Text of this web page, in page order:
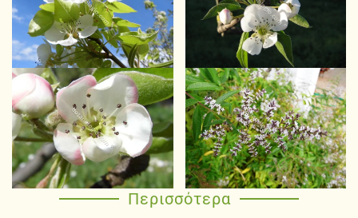
Περισσότερα